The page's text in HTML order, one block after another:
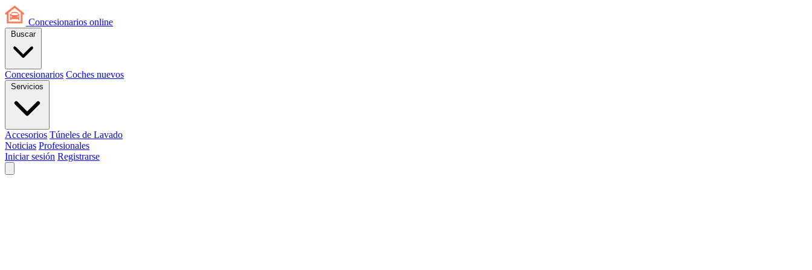
Concesionarios online
Buscar
Concesionarios Coches nuevos
Servicios
Accesorios Túneles de Lavado
Noticias Profesionales
Iniciar sesión Registrarse